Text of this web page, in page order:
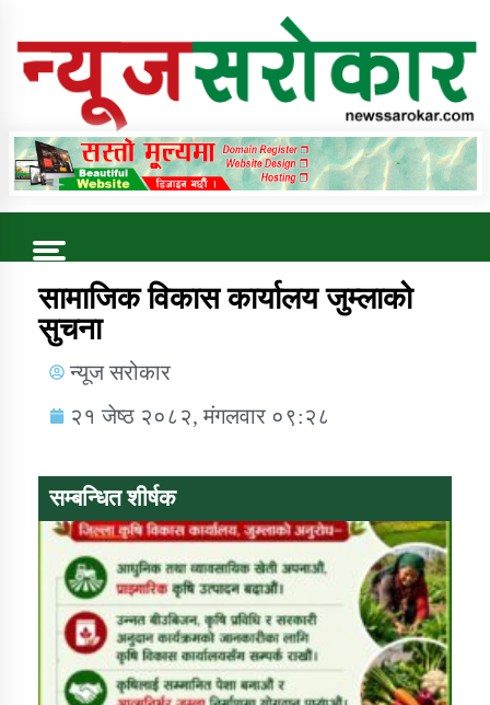
Online News Portal
Trending Now
कुषि बिकास कार्यालय जुम्ला सुचना सन्देश
डिभिजन कार्यालय जुम्लाको सुचना सन्देश
कर्णाली प्रविधि शिक्षालय जुम्लाको सुचना
सामाजिक विकास कार्यालय जुम्लाको
सुचना
न्यूज सरोकार
२१ जेष्ठ २०८२, मंगलवार ०९:२८
सम्बन्धित शीर्षक